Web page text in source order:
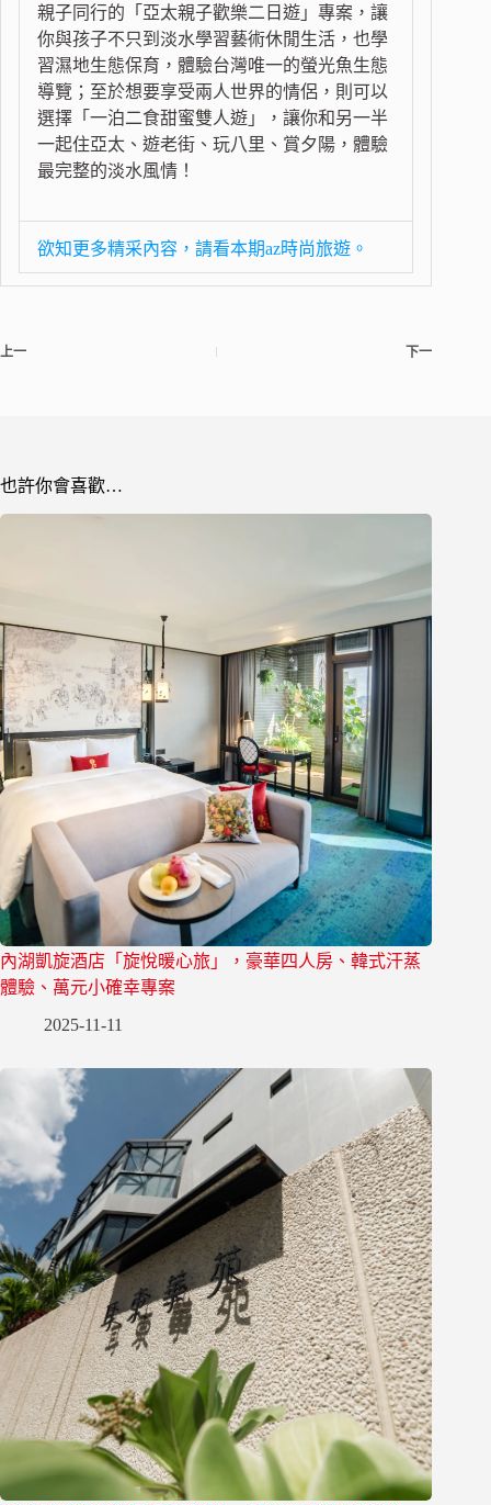
親子同行的「亞太親子歡樂二日遊」專案，讓
你與孩子不只到淡水學習藝術休閒生活，也學
習濕地生態保育，體驗台灣唯一的螢光魚生態
導覽；至於想要享受兩人世界的情侶，則可以
選擇「一泊二食甜蜜雙人遊」，讓你和另一半
一起住亞太、遊老街、玩八里、賞夕陽，體驗
最完整的淡水風情！
欲知更多精采內容，請看本期az時尚旅遊。
上一 下一
也許你會喜歡…
內湖凱旋酒店「旋悅暖心旅」，豪華四人房、韓式汗蒸
體驗、萬元小確幸專案
2025-11-11